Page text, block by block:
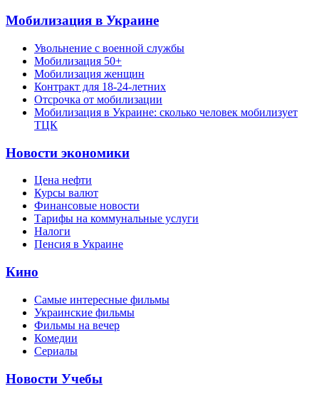
Мобилизация в Украине
Увольнение с военной службы
Мобилизация 50+
Мобилизация женщин
Контракт для 18-24-летних
Отсрочка от мобилизации
Мобилизация в Украине: сколько человек мобилизует
ТЦК
Новости экономики
Цена нефти
Курсы валют
Финансовые новости
Тарифы на коммунальные услуги
Налоги
Пенсия в Украине
Кино
Самые интересные фильмы
Украинские фильмы
Фильмы на вечер
Комедии
Сериалы
Новости Учебы